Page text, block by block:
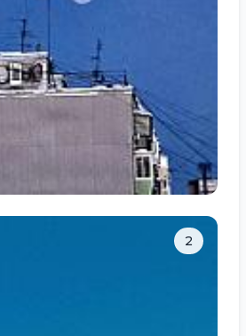
2